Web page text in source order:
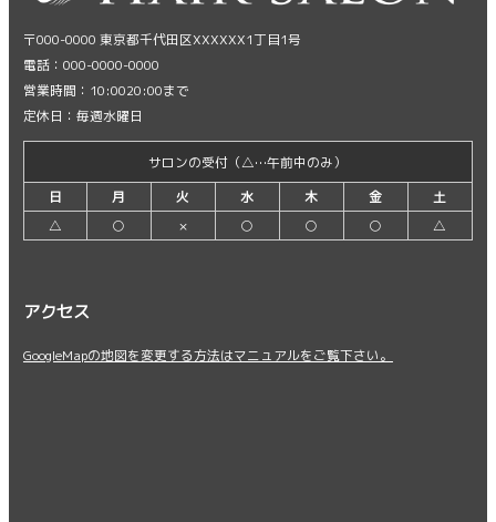
〒000-0000 東京都千代田区XXXXXX1丁目1号
電話：000-0000-0000
営業時間：10:0020:00まで
定休日：毎週水曜日
サロンの受付（△…午前中のみ）
日
月 火 水 木 金
土
△
○ × ○ ○ ○ △
アクセス
GoogleMapの地図を変更する方法はマニュアルをご覧下さい。